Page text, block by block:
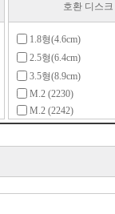
호환 디스
1.8형(4.6cm)
2.5형(6.4cm)
3.5형(8.9cm)
M.2 (2230)
M.2 (2242)
M.2 (2280)
Mini SATA(mSATA)